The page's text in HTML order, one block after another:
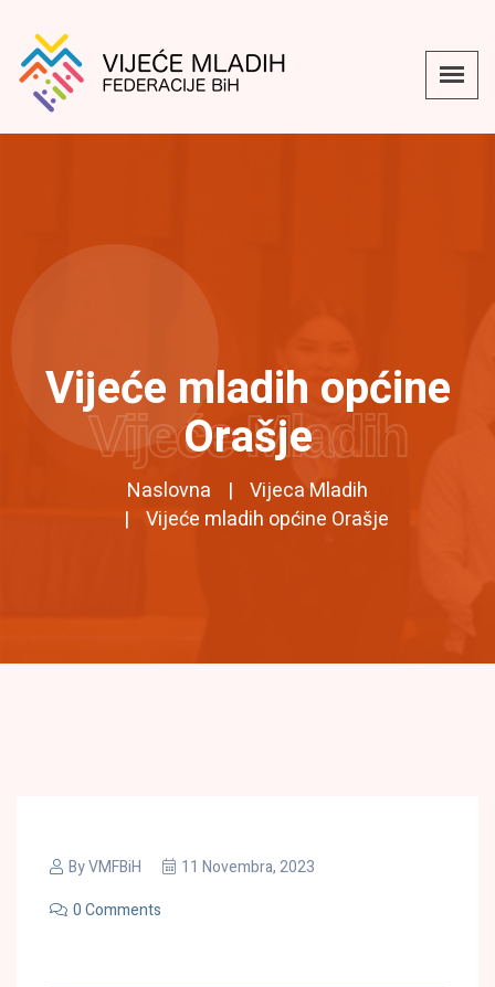
Vijeće mladih općine
Orašje
Naslovna
Vijeca Mladih
Vijeće mladih općine Orašje
Vijeće Mladih
ByVMFBiH
11 Novembra, 2023
0 Comments